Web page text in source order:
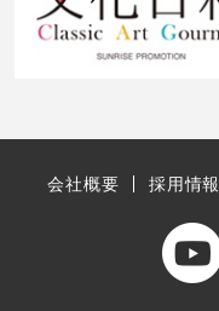
会社概要 採用情報